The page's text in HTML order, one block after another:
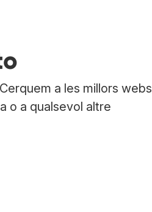
a les millors webs
o a qualsevol altre